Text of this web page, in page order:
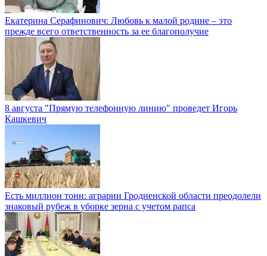
Екатерина Серафинович: Любовь к малой родине – это
прежде всего ответственность за ее благополучие
8 августа "Прямую телефонную линию" проведет Игорь
Кашкевич
Есть миллион тонн: аграрии Гродненской области преодолели
знаковый рубеж в уборке зерна с учетом рапса